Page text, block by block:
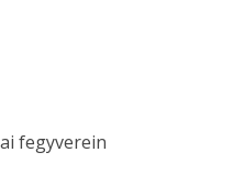
fegyverein